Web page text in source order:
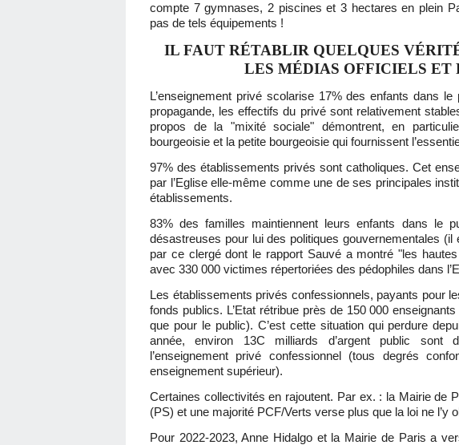
compte 7 gymnases, 2 piscines et 3 hectares en plein
pas de tels équipements !
IL FAUT RÉTABLIR QUELQUES
LES MÉDIAS OFFICIELS ET
L’enseignement privé scolarise 17% des enfants dans
propagande, les effectifs du privé sont relativement
propos de la "mixité sociale" démontrent, en
bourgeoisie et la petite bourgeoisie qui fournissent
97% des établissements privés sont catholiques. Cet
par l’Eglise elle-même comme une de ses principales
établissements.
83% des familles maintiennent leurs enfants dans le
désastreuses pour lui des politiques gouvernementales (il
par ce clergé dont le rapport Sauvé a montré "les
avec 330 000 victimes répertoriées des pédophiles dans
Les établissements privés confessionnels, payants pour
fonds publics. L’Etat rétribue près de 150 000
que pour le public). C’est cette situation qui perdure
année, environ 13C milliards d’argent public sont
l’enseignement privé confessionnel (tous degrés
enseignement supérieur).
Certaines collectivités en rajoutent. Par ex. : la Mairie de
(PS) et une majorité PCF/Verts verse plus que la loi ne l’y
Pour 2022-2023, Anne Hidalgo et la Mairie de Paris a